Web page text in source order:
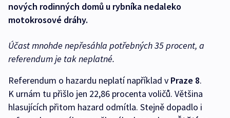
nových rodinných domů u rybníka nedaleko
motokrosové dráhy.
Účast mnohde nepřesáhla potřebných 35 procent, a
referendum je tak neplatné.
Referendum o hazardu neplatí například v Praze 8.
K urnám tu přišlo jen 22,86 procenta voličů. Většina
hlasujících přitom hazard odmítla. Stejně dopadlo i